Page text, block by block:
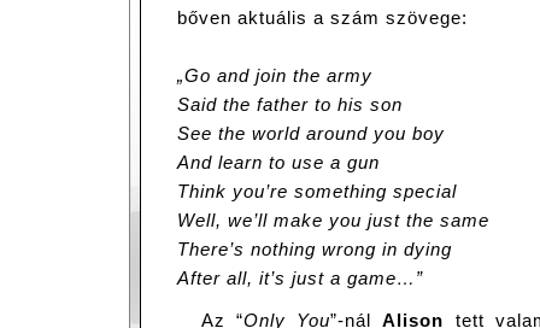
bőven aktuális a szám szövege:
„Go and join the army
Said the father to his son
See the world around you boy
And learn to use a gun
Think you’re something special
Well, we’ll make you just the same
There’s nothing wrong in dying
After all, it’s just a game…”
Az “Only You”-nálAlison tett